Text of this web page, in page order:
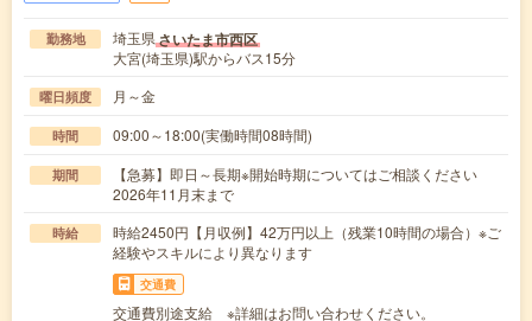
勤務地 埼玉県さいたま市西区
大宮(埼玉県)駅からバス15分
曜日頻度 月～金
時間 09:00～18:00(実働時間08時間)
期間
【急募】即日～長期※開始時期についてはご相談ください
2026年11月末まで
時給
時給2450円【月収例】42万円以上（残業10時間の場合）※ご
経験やスキルにより異なります
交通費
交通費別途支給 ※詳細はお問い合わせください。